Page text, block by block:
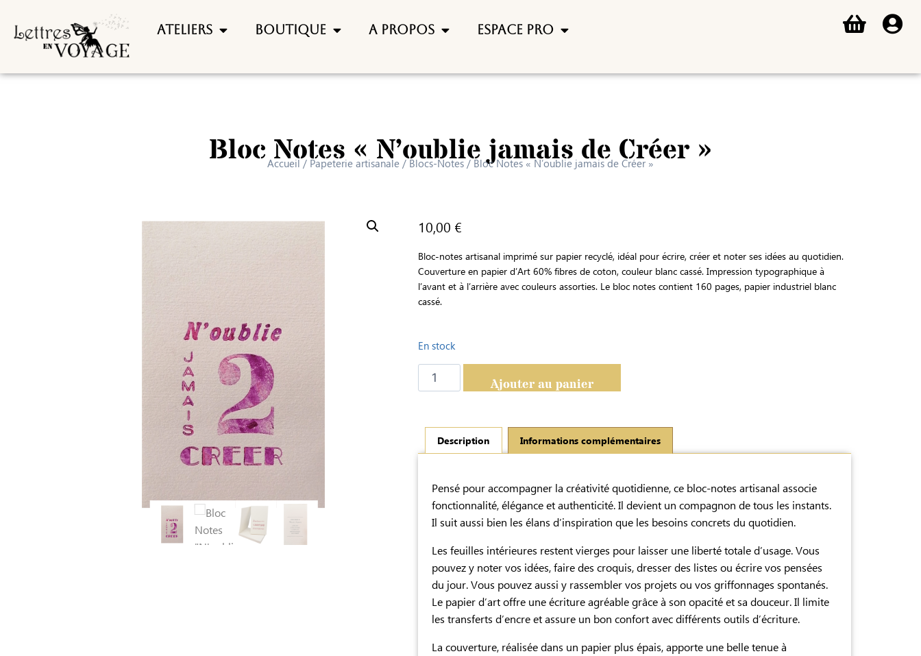
Ateliers Boutique A propos Espace pro
Bloc Notes « N’oublie jamais de Créer »
Accueil/ Papeterie artisanale /Blocs-Notes/ Bloc Notes « N’oublie jamais de Créer »
10,00 €
Bloc-notes artisanal imprimé sur papier recyclé, idéal pour écrire, créer et noter ses idées au quotidien.
Couverture en papier d’Art 60% fibres de coton, couleur blanc cassé. Impression typographique à
l’avant et à l’arrière avec couleurs assorties. Le bloc notes contient 160 pages, papier industriel blanc
cassé.
En stock
Ajouter au panier
Description Informations complémentaires
Pensé pour accompagner la créativité quotidienne, ce bloc-notes artisanal associe
fonctionnalité, élégance et authenticité. Il devient un compagnon de tous les instants.
Il suit aussi bien les élans d’inspiration que les besoins concrets du quotidien.
Les feuilles intérieures restent vierges pour laisser une liberté totale d’usage. Vous
pouvez y noter vos idées, faire des croquis, dresser des listes ou écrire vos pensées
du jour. Vous pouvez aussi y rassembler vos projets ou vos griffonnages spontanés.
Le papier d’art offre une écriture agréable grâce à son opacité et sa douceur. Il limite
les transferts d’encre et assure un bon confort avec différents outils d’écriture.
La couverture, réalisée dans un papier plus épais, apporte une belle tenue à